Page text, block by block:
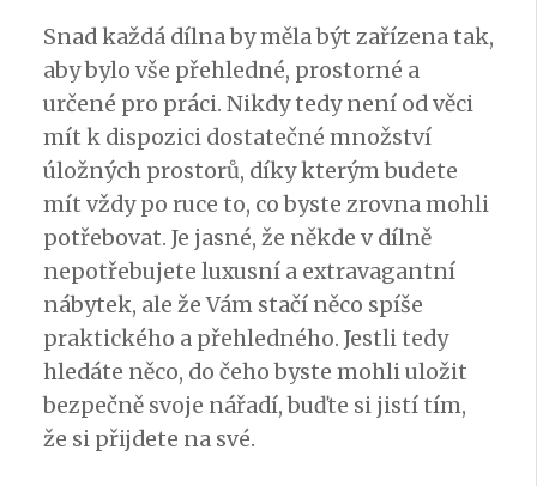
Snad každá dílna by měla být zařízena tak,
aby bylo vše přehledné, prostorné a
určené pro práci. Nikdy tedy není od věci
mít k dispozici dostatečné množství
úložných prostorů, díky kterým budete
mít vždy po ruce to, co byste zrovna mohli
potřebovat. Je jasné, že někde v dílně
nepotřebujete luxusní a extravagantní
nábytek, ale že Vám stačí něco spíše
praktického a přehledného. Jestli tedy
hledáte něco, do čeho byste mohli uložit
bezpečně svoje nářadí, buďte si jistí tím,
že si přijdete na své.